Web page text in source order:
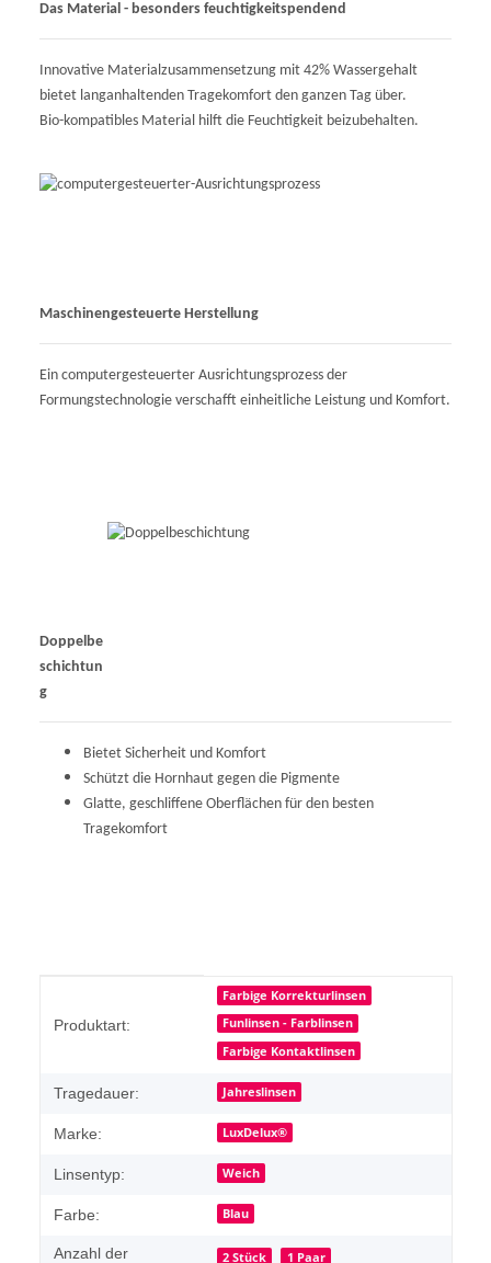
Das Material - besonders feuchtigkeitspendend
Innovative Materialzusammensetzung mit 42% Wassergehalt
bietet langanhaltenden Tragekomfort den ganzen Tag über.
Bio-kompatibles Material hilft die Feuchtigkeit beizubehalten.
Maschinengesteuerte Herstellung
Ein computergesteuerter Ausrichtungsprozess der
Formungstechnologie verschafft einheitliche Leistung und Komfort.
Doppelbe
schichtun
g
Bietet Sicherheit und Komfort
Schützt die Hornhaut gegen die Pigmente
Glatte, geschliffene Oberflächen für den besten
Tragekomfort
Produktart:
Farbige Korrekturlinsen
Funlinsen - Farblinsen
Farbige Kontaktlinsen
Tragedauer: Jahreslinsen
Marke: LuxDelux®
Linsentyp: Weich
Farbe: Blau
Anzahl der
2 Stück 1 Paar